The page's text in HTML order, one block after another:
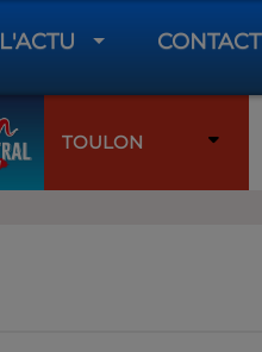
L'ACTU CONTACT
TOULON